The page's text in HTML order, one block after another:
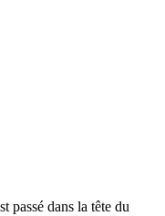
passé dans la tête du